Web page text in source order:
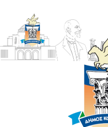
ΔΗΜΟΣ
ΚΟΡΙΝΘΙΩΝ